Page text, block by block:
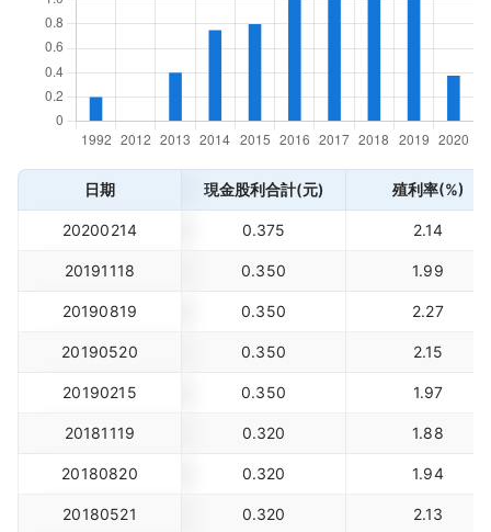
日期 現金股利合計(元) 殖利率(%)
20200214 0.375 2.14
20191118 0.350 1.99
20190819 0.350 2.27
20190520 0.350 2.15
20190215 0.350 1.97
20181119 0.320 1.88
20180820 0.320 1.94
20180521 0.320 2.13